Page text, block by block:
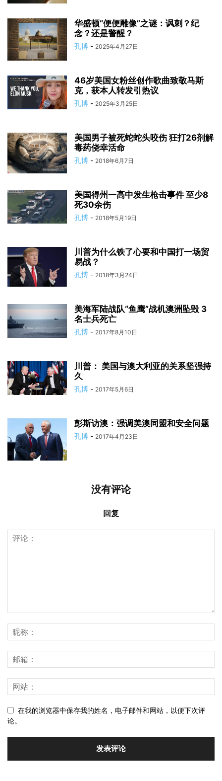
华盛顿“便便雕像”之谜：讽刺？纪
念？还是警醒？
孔博 - 2025年4月27日
46岁美国女粉丝创作歌曲致敬马斯
克，获本人转发引热议
孔博 - 2025年3月25日
美国男子被死蛇蛇头咬伤 狂打26剂解
毒药侥幸活命
孔博 - 2018年6月7日
美国得州一高中发生枪击事件 至少8
死30余伤
孔博 - 2018年5月19日
川普为什么铁了心要和中国打一场贸
易战？
孔博 - 2018年3月24日
美海军陆战队“鱼鹰”战机澳洲坠毁 3
名士兵死亡
孔博 - 2017年8月10日
川普： 美国与澳大利亚的关系坚强持
久
孔博 - 2017年5月6日
彭斯访澳：强调美澳同盟和安全问题
孔博 - 2017年4月23日
没有评论
回复
在我的浏览器中保存我的姓名，电子邮件和网站，以便下次评
论。